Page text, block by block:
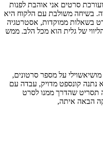
סרטים אני אוהבת לפנות
בשיחה משולבת עם הלקוח היא
בשאלות ממוקדות, אסטרטגיה
של גלית הוא מכל הלב. ממש
על מספר סרטונים,
קונספט מדויק, עבדה עם
תסריט שהדרך ממנו לסרט
הבאה איתה,